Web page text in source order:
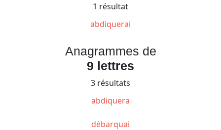
1 résultat
abdiquerai
Anagrammes de
9 lettres
3 résultats
abdiquera
débarquai